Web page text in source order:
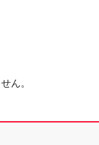
ん。